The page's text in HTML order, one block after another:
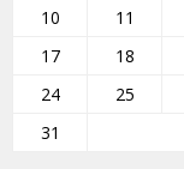
10
11
17
18
24
25
31